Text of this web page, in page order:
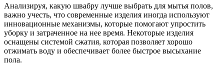
Анализируя, какую швабру лучше выбрать для мытья полов,
важно учесть, что современные изделия иногда используют
инновационные механизмы, которые помогают упростить
уборку и затраченное на нее время. Некоторые изделия
оснащены системой сжатия, которая позволяет хорошо
отжимать воду и обеспечивает более быстрое высыхание
пола.